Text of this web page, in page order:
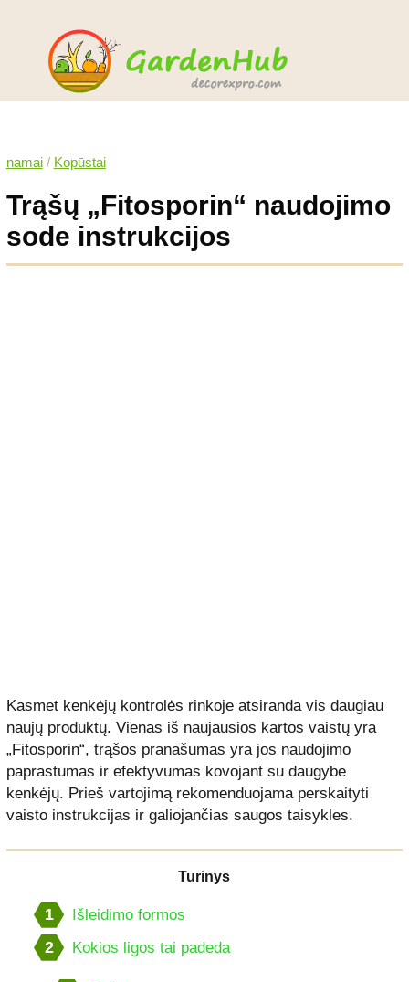
namai/ Kopūstai
Trąšų „Fitosporin“ naudojimo
sode instrukcijos
Kasmet kenkėjų kontrolės rinkoje atsiranda vis daugiau
naujų produktų. Vienas iš naujausios kartos vaistų yra
„Fitosporin“, trąšos pranašumas yra jos naudojimo
paprastumas ir efektyvumas kovojant su daugybe
kenkėjų. Prieš vartojimą rekomenduojama perskaityti
vaisto instrukcijas ir galiojančias saugos taisykles.
Turinys
1 Išleidimo formos
2 Kokios ligos tai padeda